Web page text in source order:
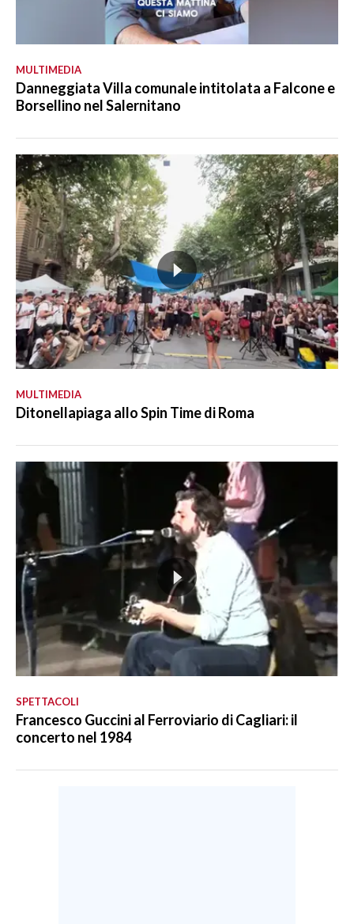
MULTIMEDIA
Danneggiata Villa comunale intitolata a Falcone e
Borsellino nel Salernitano
MULTIMEDIA
Ditonellapiaga allo Spin Time di Roma
SPETTACOLI
Francesco Guccini al Ferroviario di Cagliari: il
concerto nel 1984